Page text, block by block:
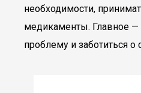
необходимости,
медикаменты. Главное —
проблему и заботиться